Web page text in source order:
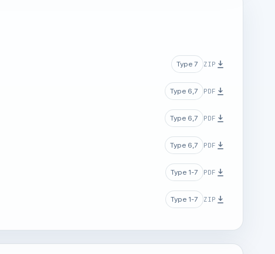
Type 7 ZIP
Type 6,7 PDF
Type 6,7 PDF
Type 6,7 PDF
Type 1-7 PDF
Type 1-7 ZIP